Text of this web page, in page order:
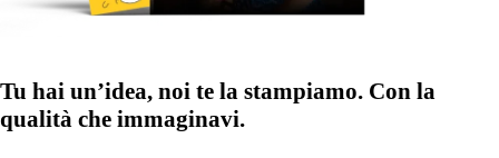
Tu hai un’idea, noi te la stampiamo. Con la
qualità che immaginavi.